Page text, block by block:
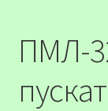
Прайс
Контакти
ПМЛ-